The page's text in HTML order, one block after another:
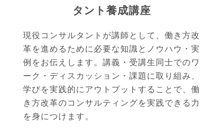
タント養成講座
現役コンサルタントが講師として、働き方改
革を進めるために必要な知識とノウハウ・実
例をお伝えします。講義・受講生同士でのワ
ーク・ディスカッション・課題に取り組み、
学びを実践的にアウトプットすることで、働
き方改革のコンサルティングを実践できる力
を身につけます。